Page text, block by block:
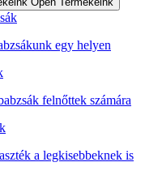
egy helyen
felnőttek számára
a legkisebbeknek is